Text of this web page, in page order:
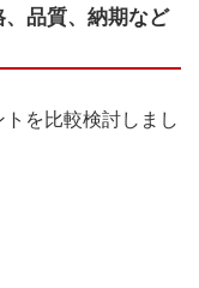
品質、納期など
を比較検討しまし